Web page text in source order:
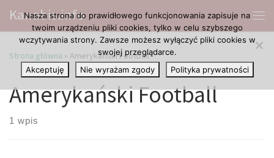
Przejdź do treści
Kanabis.info
Strona główna » Amerykański Football
Amerykański Football
1 wpis
Nasza strona do prawidłowego funkcjonowania zapisuje na
twoim urządzeniu pliki cookies, tylko w celu szybszego
wczytywania strony. Zawsze możesz wyłączyć pliki cookies w
swojej przeglądarce.
Akceptuję
Nie wyrażam zgody Polityka prywatności